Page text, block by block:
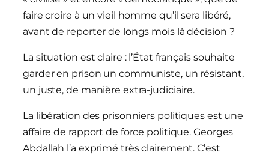
faire croire à un vieil homme qu’il sera libéré,
avant de reporter de longs mois là décision ?
La situation est claire : l’État français souhaite
garder en prison un communiste, un résistant,
un juste, de manière extra-judiciaire.
La libération des prisonniers politiques est une
affaire de rapport de force politique. Georges
Abdallah l’a exprimé très clairement. C’est